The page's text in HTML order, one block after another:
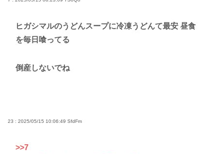
ヒガシマルのうどんスープに冷凍うどんて最安 昼食
を毎日喰ってる
倒産しないでね
23 : 2025/05/15 10:06:49 SfdFm
>>7